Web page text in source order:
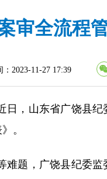
审全流程
2023-11-27 17:39
，山东省广饶县纪
。
题，广饶县纪委监